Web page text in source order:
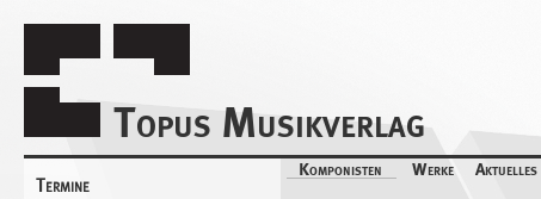
Topus Musikverlag
NavigationKomponisten Werke Aktuelles
Termine
Termine